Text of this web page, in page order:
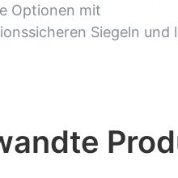
benötigen, die eine
ermöglicht.
Optionen mit
Siegeln und